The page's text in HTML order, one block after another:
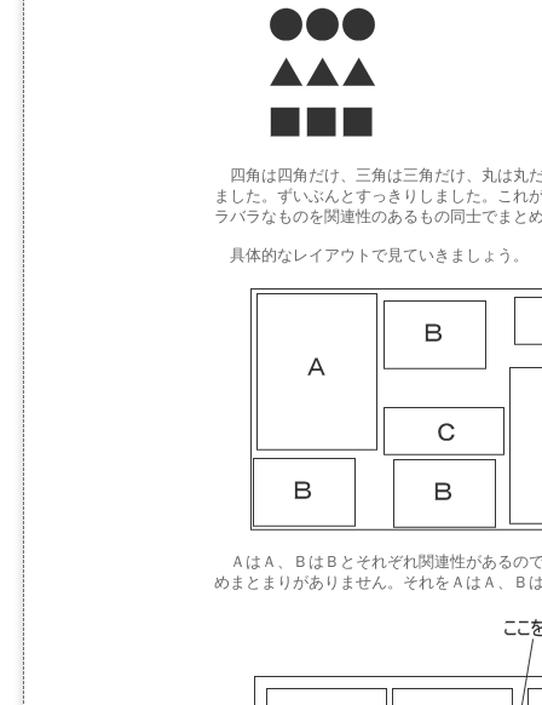
四角は四角だけ、三角は三角だけ、丸は丸
ました。ずいぶんとすっきりしました。これ
ラバラなものを関連性のあるもの同士でまと
具体的なレイアウトで見ていきましょう。
ＡはＡ、ＢはＢとそれぞれ関連性があるの
めまとまりがありません。それをＡはＡ、Ｂ